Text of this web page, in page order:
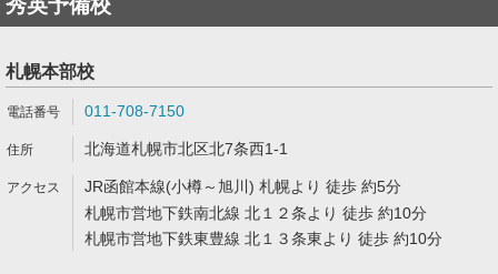
秀英予備校
札幌本部校
011-708-7150
北海道札幌市北区北7条西1-1
JR函館本線(小樽～旭川) 札幌より 徒歩 約5分
札幌市営地下鉄南北線 北１２条より 徒歩 約10分
札幌市営地下鉄東豊線 北１３条東より 徒歩 約10分